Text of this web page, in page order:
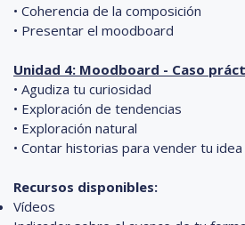
• Coherencia de la composición
• Presentar el moodboard
Unidad 4: Moodboard - Caso
• Agudiza tu curiosidad
• Exploración de tendencias
• Exploración natural
• Contar historias para vender tu idea
Recursos disponibles:
Vídeos